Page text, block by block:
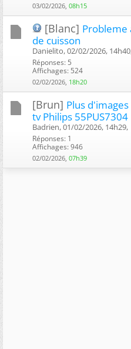
03/02/2026, 08h15
[Blanc] Probleme
de cuisson
Danielito, 02/02/2026,
Réponses: 5
Affichages: 524
02/02/2026, 18h20
[Brun] Plus
tv Philips 55PUS7304
Badrien, 01/02/2026, 14h29, ‎
Réponses: 1
Affichages: 946
02/02/2026, 07h39